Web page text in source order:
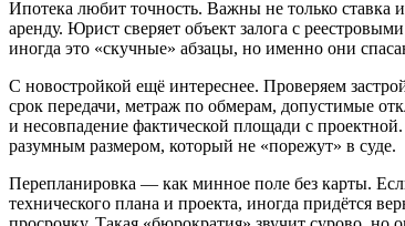
Ипотека любит точность. Важны не только ставка
аренду. Юрист сверяет объект залога с
иногда это «скучные» абзацы, но именно они
С новостройкой ещё интереснее. Проверяем
срок передачи, метраж по обмерам, допустимые
и несовпадение фактической площади с
разумным размером, который не «порежут» в суде.
Перепланировка — как минное поле без карты.
технического плана и проекта, иногда придётся